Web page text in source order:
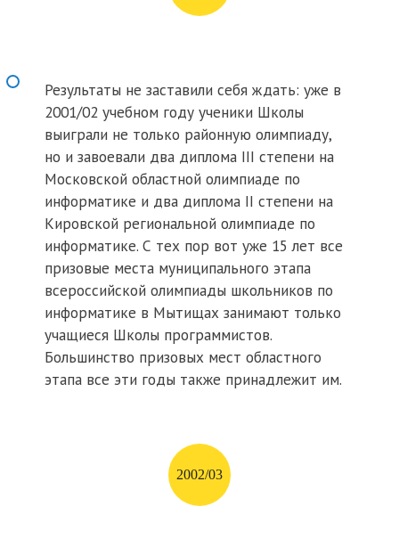
Результаты не заставили себя ждать: уже в
2001/02 учебном году ученики Школы
выиграли не только районную олимпиаду,
но и завоевали два диплома III степени на
Московской областной олимпиаде по
информатике и два диплома II степени на
Кировской региональной олимпиаде по
информатике. С тех пор вот уже 15 лет все
призовые места муниципального этапа
всероссийской олимпиады школьников по
информатике в Мытищах занимают только
учащиеся Школы программистов.
Большинство призовых мест областного
этапа все эти годы также принадлежит им.
2002/03